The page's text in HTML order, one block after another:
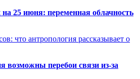
25 июня: переменная облачность
что антропология рассказывает о
возможны перебои связи из-за